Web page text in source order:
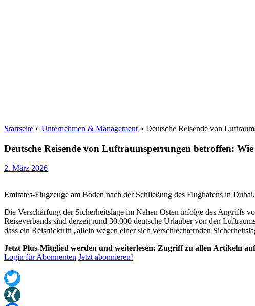
Startseite » Unternehmen & Management » Deutsche Reisende von
Deutsche Reisende von Luftraumsperrungen betroffen:
2. März 2026
Emirates-Flugzeuge am Boden nach der Schließung des Flughafens in
Die Verschärfung der Sicherheitslage im Nahen Osten infolge des Angriffs
Reiseverbands sind derzeit rund 30.000 deutsche Urlauber von den
dass ein Reisrücktritt „allein wegen einer sich verschlechternden
Jetzt Plus-Mitglied werden und weiterlesen: Zugriff zu allen Artikeln
Login für Abonnenten Jetzt abonnieren!
Twitter